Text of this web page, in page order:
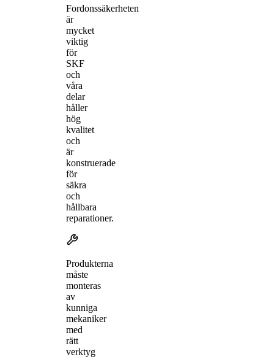
Fordonssäkerheten
är
mycket
viktig
för
SKF
och
våra
delar
håller
hög
kvalitet
och
är
konstruerade
för
säkra
och
hållbara
reparationer.
Produkterna
måste
monteras
av
kunniga
mekaniker
med
rätt
verktyg